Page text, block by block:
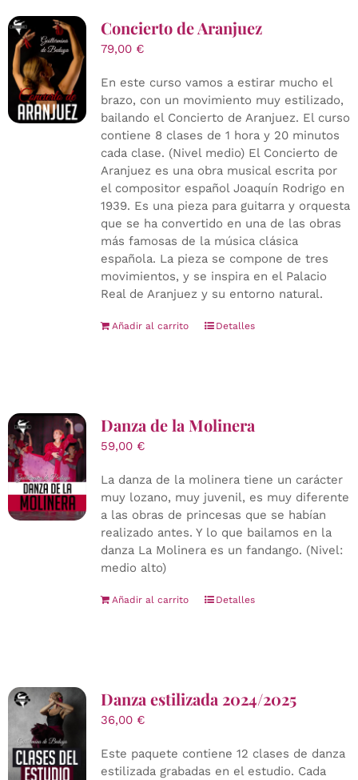
Concierto de Aranjuez
79,00 €
En este curso vamos a estirar mucho el
brazo, con un movimiento muy estilizado,
bailando el Concierto de Aranjuez. El curso
contiene 8 clases de 1 hora y 20 minutos
cada clase. (Nivel medio) El Concierto de
Aranjuez es una obra musical escrita por
el compositor español Joaquín Rodrigo en
1939. Es una pieza para guitarra y orquesta
que se ha convertido en una de las obras
más famosas de la música clásica
española. La pieza se compone de tres
movimientos, y se inspira en el Palacio
Real de Aranjuez y su entorno natural.
Añadir al carrito Detalles
Danza de la Molinera
59,00 €
La danza de la molinera tiene un carácter
muy lozano, muy juvenil, es muy diferente
a las obras de princesas que se habían
realizado antes. Y lo que bailamos en la
danza La Molinera es un fandango. (Nivel:
medio alto)
Añadir al carrito Detalles
Danza estilizada 2024/2025
36,00 €
Este paquete contiene 12 clases de danza
estilizada grabadas en el estudio. Cada